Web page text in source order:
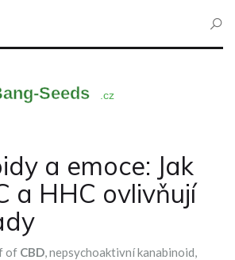
a emoce: Jak
a HHC ovlivňují
of CBD,nepsychoaktivní kanabinoid,